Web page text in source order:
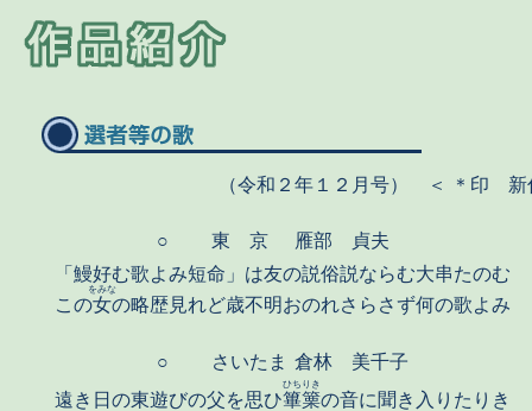
（令和２年１２月号） ＜ ＊印 新
○ 東 京
雁部 貞夫
「鰻好む歌よみ短命」は友の説俗説ならむ大串たのむ
この女
をみな
の略歴見れど歳不明おのれさらさず何の歌よみ
○ さいたま 倉林 美千子
遠き日の東遊びの父を思ひ篳篥
ひちりき
の音に聞き入りたりき